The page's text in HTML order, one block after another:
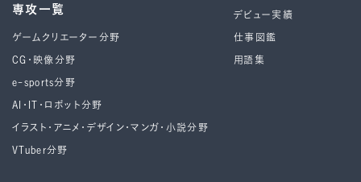
専攻一覧
ゲームクリエーター分野
CG・映像分野
e-sports分野
AI・IT・ロボット分野
イラスト・アニメ・デザイン・マンガ・小説分野
VTuber分野
デビュー実績
仕事図鑑
用語集